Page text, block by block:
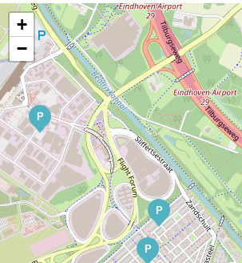
P
P
P
+
−